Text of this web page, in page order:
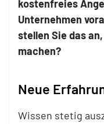
kostenfreies
Unternehmen
stellen Sie das
machen?
Neue
Wissen stetig